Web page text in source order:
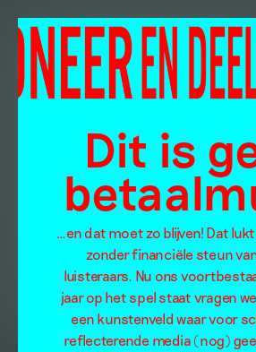
Dit is
…en dat moet zo blijven! Dat
zonder financiële steun
luisteraars. Nu ons
jaar op het spel staat vragen
een kunstenveld waar voor
reflecterende media (nog)